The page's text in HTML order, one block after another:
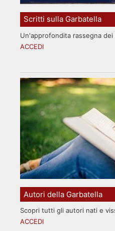
Scritti sulla Garbatella
Un'approfondita rassegna
ACCEDI
Autori della Garbatella
Scopri tutti gli autori nati e
ACCEDI